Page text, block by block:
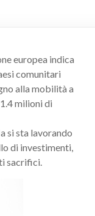
europea indica
comunitari
alla mobilità a
milioni di
si sta lavorando
di investimenti,
sacrifici.